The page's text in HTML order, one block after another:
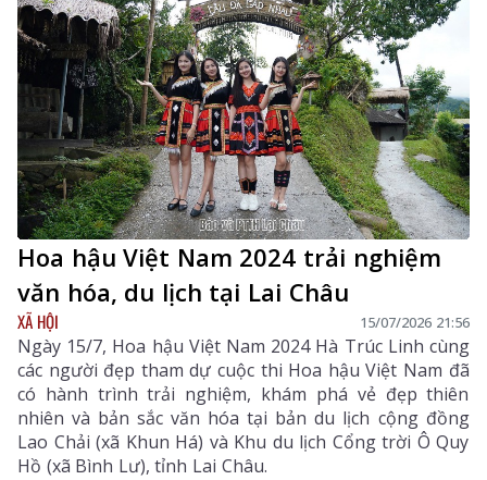
Hoa hậu Việt Nam 2024 trải nghiệm
văn hóa, du lịch tại Lai Châu
XÃ HỘI 15/07/2026 21:56
Ngày 15/7, Hoa hậu Việt Nam 2024 Hà Trúc Linh cùng
các người đẹp tham dự cuộc thi Hoa hậu Việt Nam đã
có hành trình trải nghiệm, khám phá vẻ đẹp thiên
nhiên và bản sắc văn hóa tại bản du lịch cộng đồng
Lao Chải (xã Khun Há) và Khu du lịch Cổng trời Ô Quy
Hồ (xã Bình Lư), tỉnh Lai Châu.